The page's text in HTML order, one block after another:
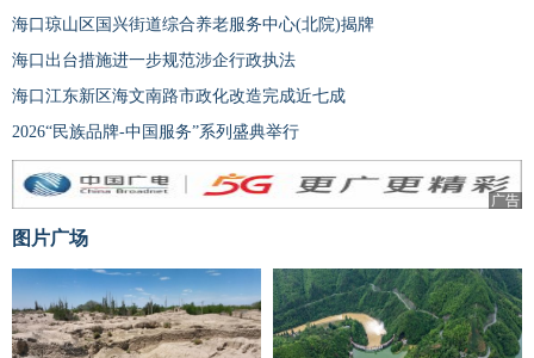
海口琼山区国兴街道综合养老服务中心(北院)揭牌
海口出台措施进一步规范涉企行政执法
海口江东新区海文南路市政化改造完成近七成
2026“民族品牌-中国服务”系列盛典举行
广告
图片广场